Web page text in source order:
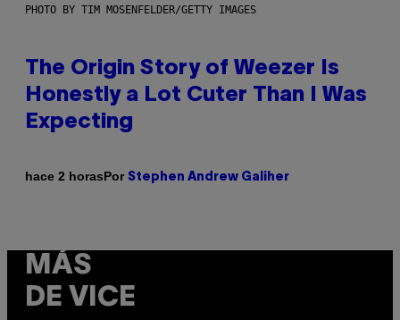
PHOTO BY TIM MOSENFELDER/GETTY IMAGES
The Origin Story of Weezer Is
Honestly a Lot Cuter Than I Was
Expecting
hace 2 horasPor Stephen Andrew Galiher
MÁS
DE VICE